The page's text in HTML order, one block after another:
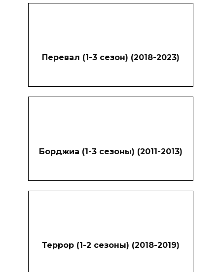
Перевал (1-3 сезон) (2018-2023)
Борджиа (1-3 сезоны) (2011-2013)
Террор (1-2 сезоны) (2018-2019)